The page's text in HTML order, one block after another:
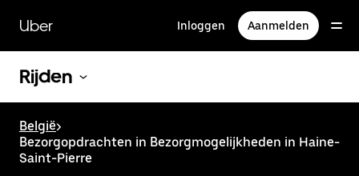
naar
hoofdinhoud
Uber Inloggen Aanmelden
Rijden
België>
Bezorgopdrachten in Bezorgmogelijkheden in Haine-
Saint-Pierre